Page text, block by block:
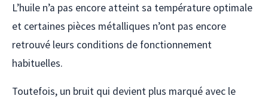
L’huile n’a pas encore atteint sa température optimale
et certaines pièces métalliques n’ont pas encore
retrouvé leurs conditions de fonctionnement
habituelles.
Toutefois, un bruit qui devient plus marqué avec le